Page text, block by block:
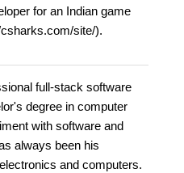
for an Indian game
site/).
full-stack software
degree in computer
with software and
always been his
and computers.